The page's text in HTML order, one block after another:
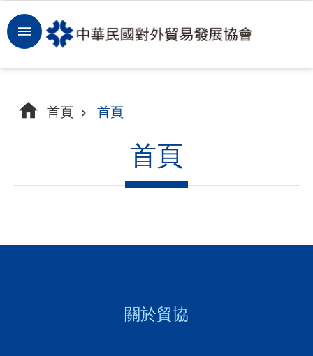
跳到主要內容區塊
登
入
拓
市
首頁 首頁
首頁
關於貿協